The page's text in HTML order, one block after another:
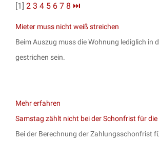
[1] 2 3 4 5 6 7 8 ⏭
Mieter muss nicht weiß streichen
Beim Auszug muss die Wohnung lediglich in
gestrichen sein.
Mehr erfahren
Samstag zählt nicht bei der Schonfrist für
Bei der Berechnung der Zahlungsschonfrist